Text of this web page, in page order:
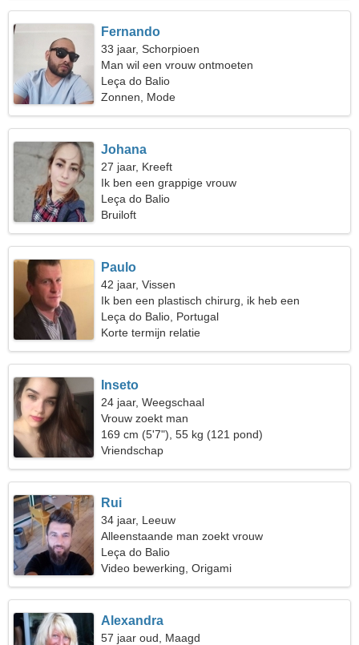
Fernando
33 jaar, Schorpioen
Man wil een vrouw ontmoeten
Leça do Balio
Zonnen, Mode
Johana
27 jaar, Kreeft
Ik ben een grappige vrouw
Leça do Balio
Bruiloft
Paulo
42 jaar, Vissen
Ik ben een plastisch chirurg, ik heb een
uitzonderlijke vrouw nodig
Leça do Balio, Portugal
Korte termijn relatie
Inseto
24 jaar, Weegschaal
Vrouw zoekt man
169 cm (5'7"), 55 kg (121 pond)
Vriendschap
Rui
34 jaar, Leeuw
Alleenstaande man zoekt vrouw
Leça do Balio
Video bewerking, Origami
Alexandra
57 jaar oud, Maagd